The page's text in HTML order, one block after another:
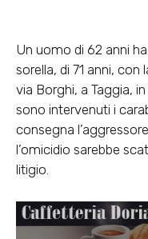
Un uomo di 62 anni
sorella, di 71 anni, con
via Borghi, a Taggia,
sono intervenuti i
consegna
l’omicidio sarebbe
litigio.